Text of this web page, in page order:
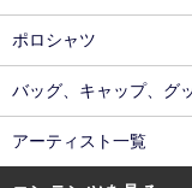
ポロシャツ
バッグ、キャップ、グ
アーティスト一覧